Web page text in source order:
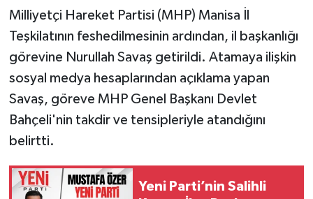
Milliyetçi Hareket Partisi (MHP) Manisa İl
Teşkilatının feshedilmesinin ardından, il başkanlığı
görevine Nurullah Savaş getirildi. Atamaya ilişkin
sosyal medya hesaplarından açıklama yapan
Savaş, göreve MHP Genel Başkanı Devlet
Bahçeli'nin takdir ve tensipleriyle atandığını
belirtti.
Yeni Parti’nin Salihli